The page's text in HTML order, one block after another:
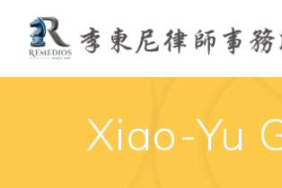
to
content
Xiao-Yu